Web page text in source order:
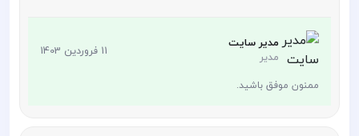
مدیر سایت
مدیر 11 فروردین 1403
ممنون موفق باشید.